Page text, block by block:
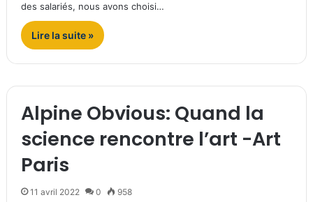
des salariés, nous avons choisi…
Lire la suite »
Alpine Obvious: Quand la
science rencontre l’art -Art
Paris
11 avril 2022 0 958